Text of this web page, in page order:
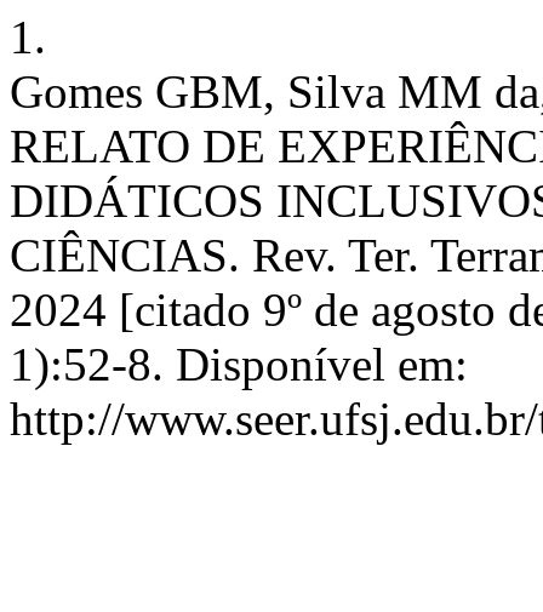
1.
Gomes GBM, Silva MM
RELATO DE
DIDÁTICOS
CIÊNCIAS. Rev. Ter.
2024 [citado 9º de agosto
1):52-8. Disponível em:
http://